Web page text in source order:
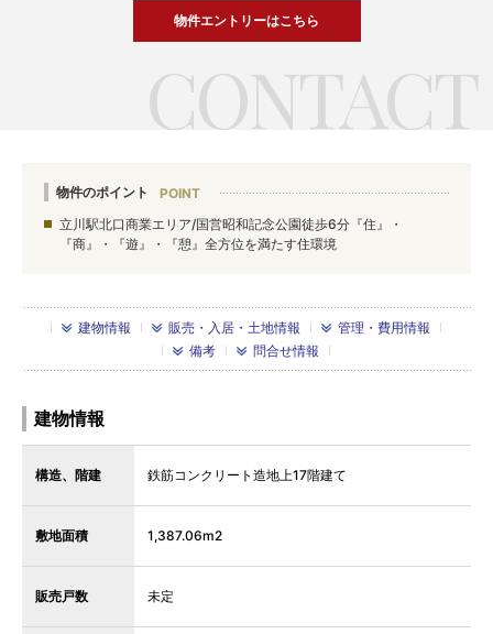
物件エントリーはこちら
物件のポイント
立川駅北口商業エリア/国営昭和記念公園徒歩6分『住』・
『商』・『遊』・『憩』全方位を満たす住環境
建物情報 販売・入居・土地情報
管理・費用情報
備考
問合せ情報
建物情報
構造、階建 鉄筋コンクリート造地上17階建て
敷地面積 1,387.06m2
販売戸数 未定